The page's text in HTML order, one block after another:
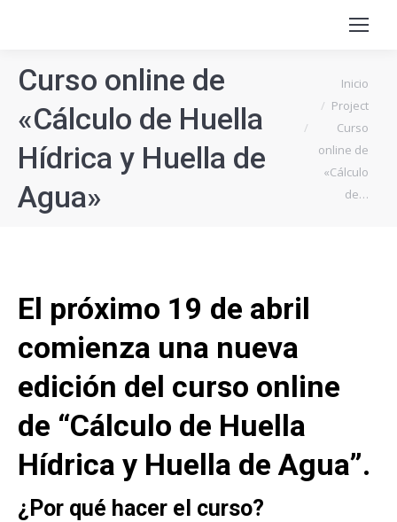
Curso online de
«Cálculo de Huella
Hídrica y Huella de
Agua»
Estás aquí:Inicio
Project
Curso
online de
«Cálculo
de…
El próximo 19 de abril
comienza una nueva
edición del curso online
de “Cálculo de Huella
Hídrica y Huella de Agua”.
¿Por qué hacer el curso?